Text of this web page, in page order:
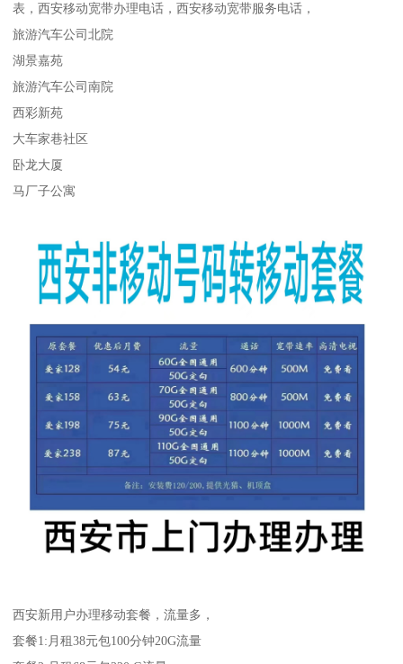
表，西安移动宽带办理电话，西安移动宽带服务电话，
旅游汽车公司北院
湖景嘉苑
旅游汽车公司南院
西彩新苑
大车家巷社区
卧龙大厦
马厂子公寓
西安新用户办理移动套餐，流量多，
套餐1:月租38元包100分钟20G流量